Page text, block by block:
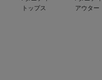
トップス
アウター